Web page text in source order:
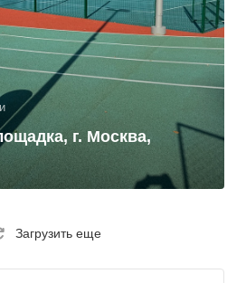
г. Москва,
Загрузить еще